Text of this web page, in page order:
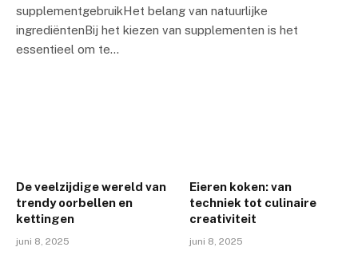
supplementgebruikHet belang van natuurlijke
ingrediëntenBij het kiezen van supplementen is het
essentieel om te…
De veelzijdige wereld van
trendy oorbellen en
kettingen
juni 8, 2025
Eieren koken: van
techniek tot culinaire
creativiteit
juni 8, 2025